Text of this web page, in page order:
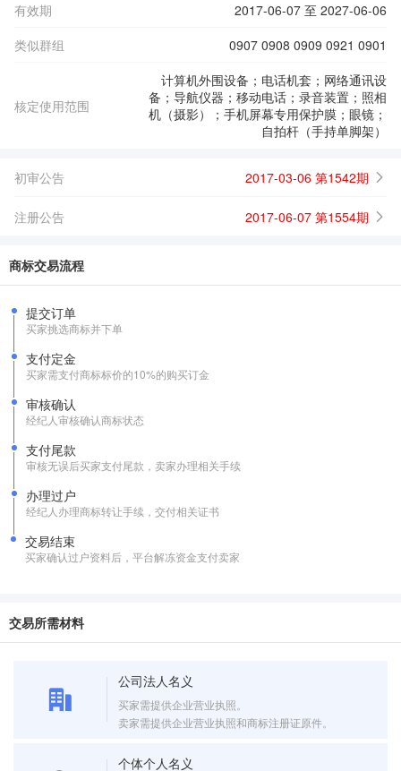
有效期
2017-06-07 至 2027-06-06
类似群组
0907 0908 0909 0921 0901
核定使用范围
计算机外围设备；电话机套；网络通讯设
备；导航仪器；移动电话；录音装置；照相
机（摄影）；手机屏幕专用保护膜；眼镜；
自拍杆（手持单脚架）
初审公告 2017-03-06 第1542期
注册公告 2017-06-07 第1554期
商标交易流程
提交订单
买家挑选商标并下单
支付定金
买家需支付商标标价的10%的购买订金
审核确认
经纪人审核确认商标状态
支付尾款
审核无误后买家支付尾款，卖家办理相关手续
办理过户
经纪人办理商标转让手续，交付相关证书
交易结束
买家确认过户资料后，平台解冻资金支付卖家
交易所需材料
公司法人名义
买家需提供企业营业执照。
卖家需提供企业营业执照和商标注册证原件。
个体个人名义